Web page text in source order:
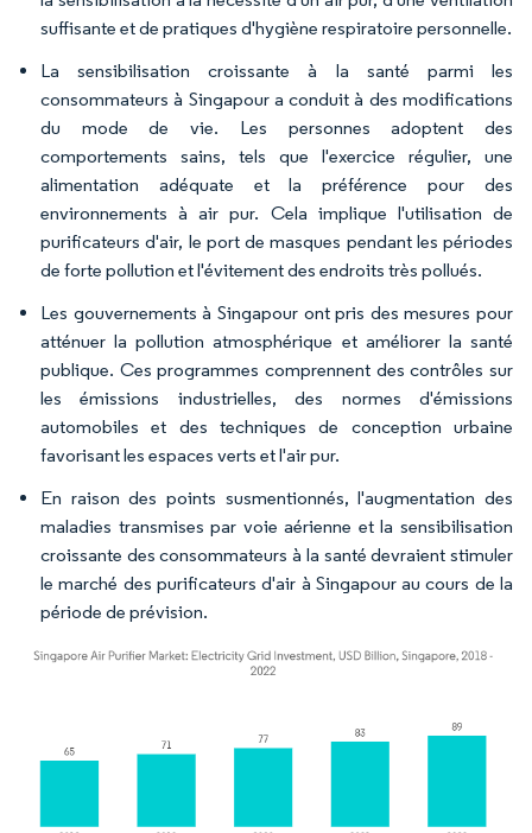
suffisante et de pratiques d'hygiène respiratoire personnelle.
La sensibilisation croissante à la santé parmi les
consommateurs à Singapour a conduit à des modifications
du mode de vie. Les personnes adoptent des
comportements sains, tels que l'exercice régulier, une
alimentation adéquate et la préférence pour des
environnements à air pur. Cela implique l'utilisation de
purificateurs d'air, le port de masques pendant les périodes
de forte pollution et l'évitement des endroits très pollués.
Les gouvernements à Singapour ont pris des mesures pour
atténuer la pollution atmosphérique et améliorer la santé
publique. Ces programmes comprennent des contrôles sur
les émissions industrielles, des normes d'émissions
automobiles et des techniques de conception urbaine
favorisant les espaces verts et l'air pur.
En raison des points susmentionnés, l'augmentation des
maladies transmises par voie aérienne et la sensibilisation
croissante des consommateurs à la santé devraient stimuler
le marché des purificateurs d'air à Singapour au cours de la
période de prévision.